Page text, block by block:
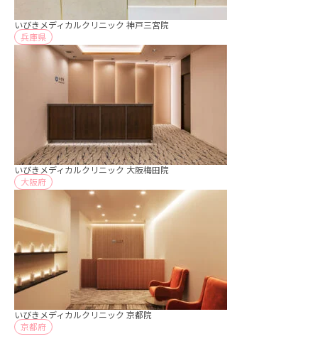
いびきメディカルクリニック 神戸三宮院
兵庫県
いびきメディカルクリニック 大阪梅田院
大阪府
いびきメディカルクリニック 京都院
京都府